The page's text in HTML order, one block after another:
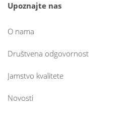
Upoznajte nas
O nama
Društvena odgovornost
Jamstvo kvalitete
Novosti